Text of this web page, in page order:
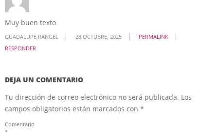
Muy buen texto
GUADALUPE RANGEL 28 OCTUBRE, 2025
PERMALINK
RESPONDER
DEJA UN COMENTARIO
Tu dirección de correo electrónico no será publicada. Los
campos obligatorios están marcados con *
Comentario
*